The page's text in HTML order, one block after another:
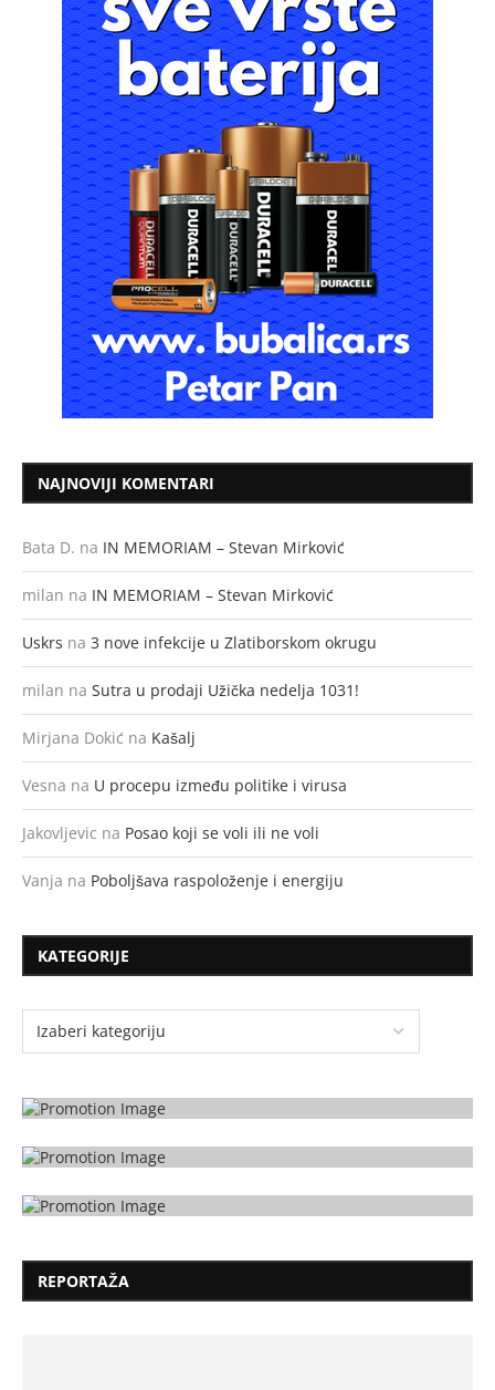
NAJNOVIJI KOMENTARI
Bata D. na IN MEMORIAM – Stevan Mirković
milan na IN MEMORIAM – Stevan Mirković
Uskrs na 3 nove infekcije u Zlatiborskom okrugu
milan na Sutra u prodaji Užička nedelja 1031!
Mirjana Dokić na Kašalj
Vesna na U procepu između politike i virusa
Jakovljevic na Posao koji se voli ili ne voli
Vanja na Poboljšava raspoloženje i energiju
KATEGORIJE
REPORTAŽA